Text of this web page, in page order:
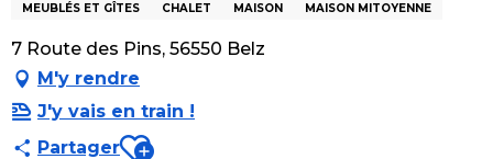
MEUBLÉS ET GÎTES CHALET MAISON MAISON MITOYENNE
7 Route des Pins, 56550 Belz
M'y rendre
J'y vais en train !
PartagerAjouter aux favoris